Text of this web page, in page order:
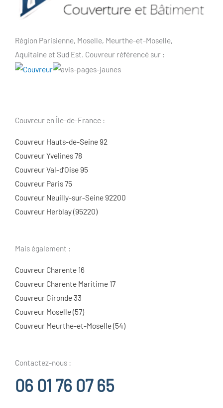
Région Parisienne, Moselle, Meurthe-et-Moselle,
Aquitaine et Sud Est. Couvreur référencé sur :
Couvreur en Île-de-France :
Couvreur Hauts-de-Seine 92
Couvreur Yvelines 78
Couvreur Val-d’Oise 95
Couvreur Paris 75
Couvreur Neuilly-sur-Seine 92200
Couvreur Herblay (95220)
Mais également :
Couvreur Charente 16
Couvreur Charente Maritime 17
Couvreur Gironde 33
Couvreur Moselle (57)
Couvreur Meurthe-et-Moselle (54)
Contactez-nous :
06 01 76 07 65